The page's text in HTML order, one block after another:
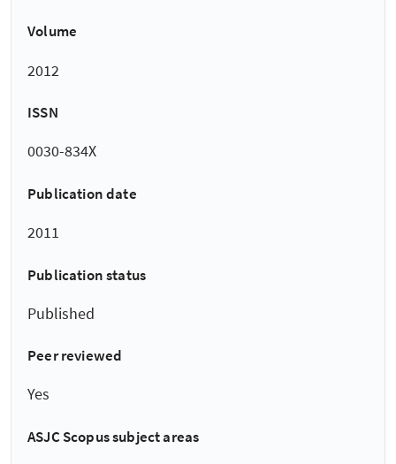
Volume
2012
ISSN
0030-834X
Publication date
2011
Publication status
Published
Peer reviewed
Yes
ASJC Scopus subject areas